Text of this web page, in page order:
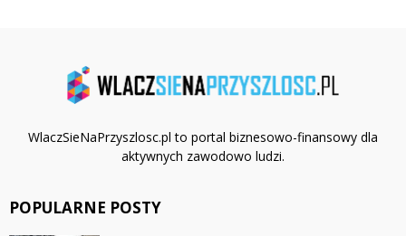
WlaczSieNaPrzyszlosc.pl to portal biznesowo-finansowy dla
aktywnych zawodowo ludzi.
POPULARNE POSTY